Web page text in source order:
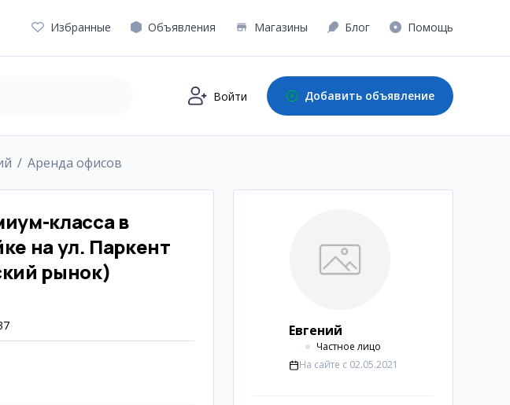
Избранные Объявления Магазины Блог Помощь
Войти Добавить объявление
Аренда офисов
класса в
на ул. Паркент
рынок)
Евгений
Частное лицо
На сайте с 02.05.2021